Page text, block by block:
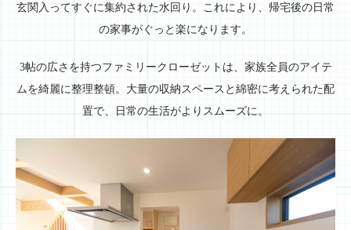
玄関入ってすぐに集約された水回り。これにより、帰宅後の日常
の家事がぐっと楽になります。
3帖の広さを持つファミリークローゼットは、家族全員のアイテ
ムを綺麗に整理整頓。大量の収納スペースと綿密に考えられた配
置で、日常の生活がよりスムーズに。